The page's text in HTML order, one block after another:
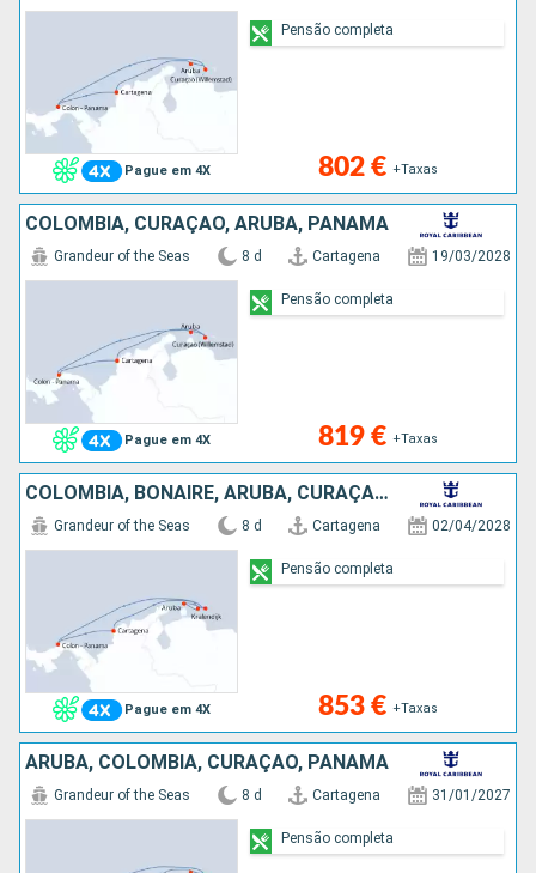
Pague em 4X 802 € +Taxas
Pensão completa
COLÔMBIA, CURAÇAO, ARUBA, PANAMA
Pague em 4X
Grandeur of the Seas 8 d Cartagena 19/03/2028
819 € +Taxas
Pensão completa
COLÔMBIA, BONAIRE, ARUBA, CURAÇAO, PANAMA
Pague em 4X
Grandeur of the Seas 8 d Cartagena 02/04/2028
853 € +Taxas
Pensão completa
ARUBA, COLÔMBIA, CURAÇAO, PANAMA
Grandeur of the Seas 8 d Cartagena 31/01/2027
Pensão completa